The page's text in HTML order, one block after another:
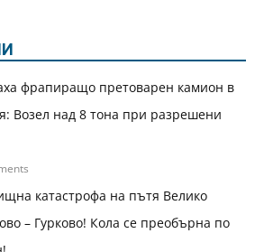
фрапиращо претоварен камион в
Возел над 8 тона при разрешени
катастрофа на пътя Велико
– Гурково! Кола се преобърна по